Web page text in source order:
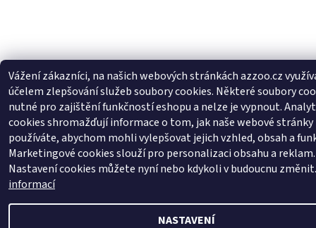
Vážení zákazníci, na našich webových stránkách azzoo.cz
účelem zlepšování služeb soubory cookies. Některé soubory
nutné pro zajištění funkčností eshopu a nelze je vypnout.
cookies shromažďují informace o tom, jak naše webové stránky
používáte, abychom mohli vylepšovat jejich vzhled, obsah a
Marketingové cookies slouží pro personalizaci obsahu a reklam.
Nastavení cookies můžete nyní nebo kdykoli v budoucnu
informací
NASTAVENÍ